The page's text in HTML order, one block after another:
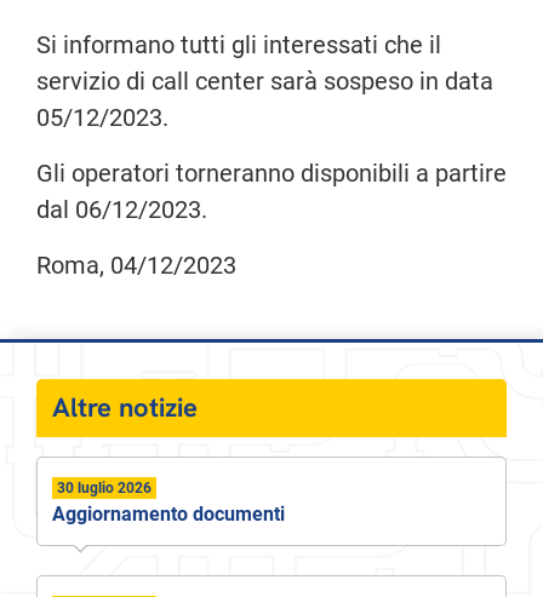
Si informano tutti gli interessati che il
servizio di call center sarà sospeso in data
05/12/2023.
Gli operatori torneranno disponibili a partire
dal 06/12/2023.
Roma, 04/12/2023
Altre notizie
30 luglio 2026
Aggiornamento documenti